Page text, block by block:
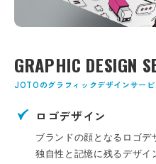
GRAPHIC DESIGN
JOTOのグラフィックデザインサービ
ロゴデザイン
ブランドの顔となるロゴデ
独自性と記憶に残るデザイ